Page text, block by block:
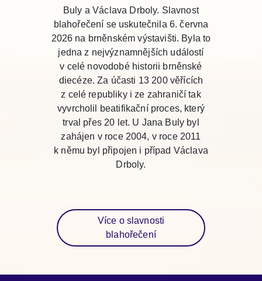
Buly a Václava Drboly. Slavnost
blahořečení se uskutečnila 6. června
2026 na brněnském výstavišti. Byla to
jedna z nejvýznamnějších událostí
v celé novodobé historii brněnské
diecéze. Za účasti 13 200 věřících
z celé republiky i ze zahraničí tak
vyvrcholil beatifikační proces, který
trval přes 20 let. U Jana Buly byl
zahájen v roce 2004, v roce 2011
k němu byl připojen i případ Václava
Drboly.
Více o slavnosti
blahořečení